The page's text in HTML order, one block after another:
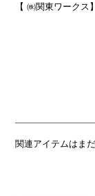
【 ㈱関東ワーク
関連アイテムはま